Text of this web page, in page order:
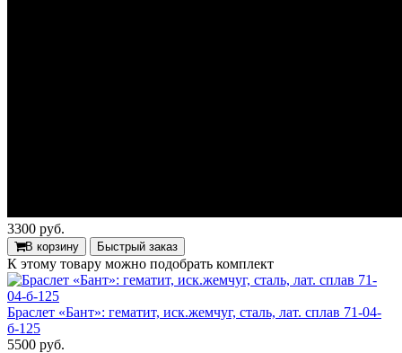
3300 руб.
В корзину Быстрый заказ
К этому товару можно подобрать комплект
Браслет «Бант»: гематит, иск.жемчуг, сталь, лат. сплав 71-04-
б-125
5500 руб.